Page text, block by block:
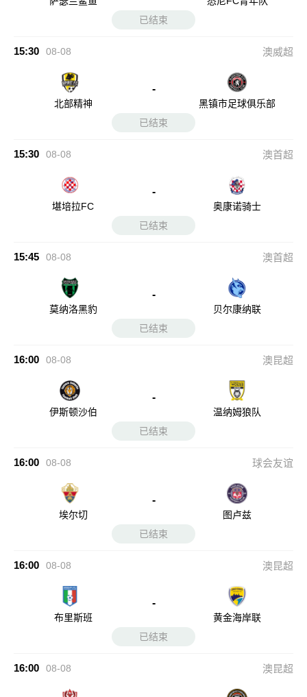
已结束
15:30 08-08 澳威超
北部精神
-
黑镇市足球俱乐部
已结束
15:30 08-08 澳首超
堪培拉FC
-
奥康诺骑士
已结束
15:45 08-08 澳首超
莫纳洛黑豹
-
贝尔康纳联
已结束
16:00 08-08 澳昆超
伊斯顿沙伯
-
温纳姆狼队
已结束
16:00 08-08 球会友谊
埃尔切
-
图卢兹
已结束
16:00 08-08 澳昆超
布里斯班
-
黄金海岸联
已结束
16:00 08-08 澳昆超